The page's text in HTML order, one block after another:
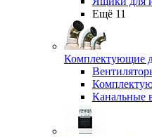
Ещё 11
Комплектующие
Канальные